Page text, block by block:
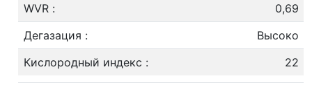
WVR:
0,69
Дегазация :
Высоко
Кислородный индекс : 22